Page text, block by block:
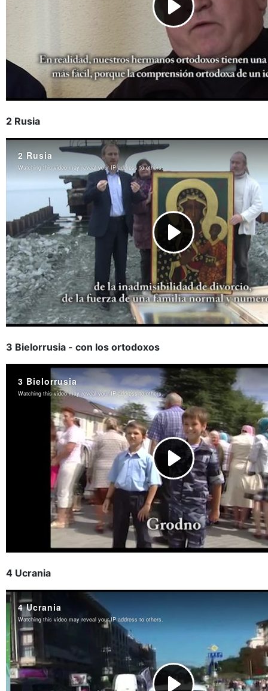
2 Rusia
3 Bielorrusia - con los ortodoxos
4 Ucrania